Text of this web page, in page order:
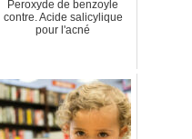
Peroxyde de benzoyle
contre. Acide salicylique
pour l'acné